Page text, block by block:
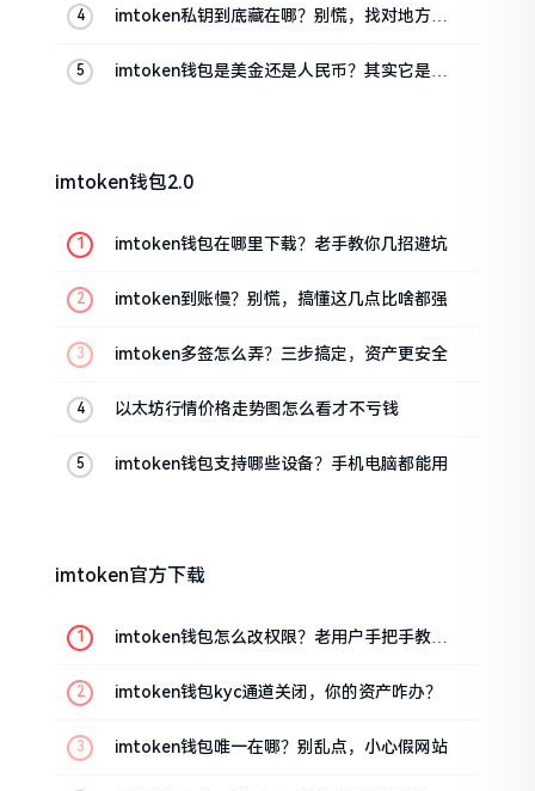
imtoken私钥到底藏在哪？别慌，找对地方才
imtoken钱包是美金还是人民币？其实它是个
imtoken钱包2.0
imtoken钱包在哪里下载？老手教你几招避坑
imtoken到账慢？别慌，搞懂这几点比啥都强
imtoken多签怎么弄？三步搞定，资产更安全
以太坊行情价格走势图怎么看才不亏钱
imtoken钱包支持哪些设备？手机电脑都能用
imtoken官方下载
imtoken钱包怎么改权限？老用户手把手教你
imtoken钱包kyc通道关闭，你的资产咋办？
imtoken钱包唯一在哪？别乱点，小心假网站